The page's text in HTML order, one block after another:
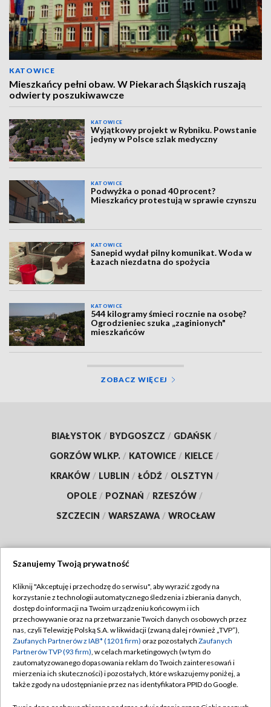
KATOWICE
Mieszkańcy pełni obaw. W Piekarach Śląskich ruszają
odwierty poszukiwawcze
KATOWICE
Wyjątkowy projekt w Rybniku. Powstanie
jedyny w Polsce szlak medyczny
KATOWICE
Podwyżka o ponad 40 procent?
Mieszkańcy protestują w sprawie czynszu
KATOWICE
Sanepid wydał pilny komunikat. Woda w
Łazach niezdatna do spożycia
KATOWICE
544 kilogramy śmieci rocznie na osobę?
Ogrodzieniec szuka „zaginionych"
mieszkańców
ZOBACZ WIĘCEJ
BIAŁYSTOK / BYDGOSZCZ / GDAŃSK /
GORZÓW WLKP. / KATOWICE / KIELCE /
KRAKÓW / LUBLIN / ŁÓDŹ / OLSZTYN /
OPOLE / POZNAŃ / RZESZÓW /
SZCZECIN / WARSZAWA / WROCŁAW
TVP
Abonament TVP
Emisja w TVP
Centrum informacji TVP
Naziemna Telewizja Cyfrowa
Regulamin TVP
Polityka prywatności
Moje zgody
Pomoc
Szanujemy Twoją prywatność
Kliknij "Akceptuję i przechodzę do serwisu", aby wyrazić zgody na
korzystanie z technologii automatycznego śledzenia i zbierania danych,
dostęp do informacji na Twoim urządzeniu końcowym i ich
przechowywanie oraz na przetwarzanie Twoich danych osobowych przez
nas, czyli Telewizję Polską S.A. w likwidacji (zwaną dalej również „TVP”),
Zaufanych Partnerów z IAB* (1201 firm) oraz pozostałych Zaufanych
Partnerów TVP (93 firm), w celach marketingowych (w tym do
zautomatyzowanego dopasowania reklam do Twoich zainteresowań i
mierzenia ich skuteczności) i pozostałych, które wskazujemy poniżej, a
także zgody na udostępnianie przez nas identyfikatora PPID do Google.